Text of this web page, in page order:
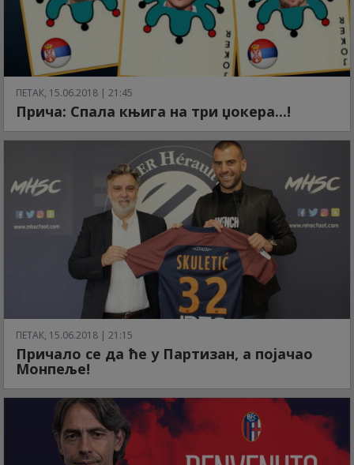
ПЕТАК, 15.06.2018 | 21:45
Прича: Спала књига на три џокера...!
ПЕТАК, 15.06.2018 | 21:15
Причало се да ће у Партизан, а појачао
Монпеље!